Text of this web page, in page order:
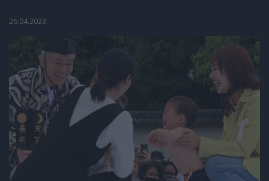
26.04.2023